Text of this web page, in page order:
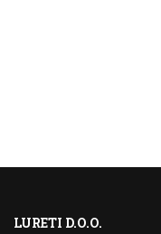
LURETI D.O.O.